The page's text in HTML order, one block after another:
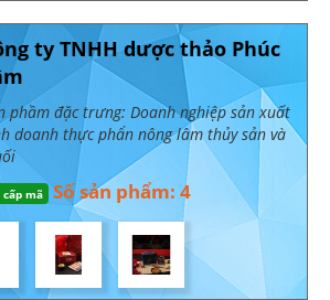
ty TNHH dược thảo Phúc
phầm đặc trưng: Doanh nghiệp sản xuất
doanh thực phẩn nông lâm thủy sản và
cấp mã Số sản phẩm: 4